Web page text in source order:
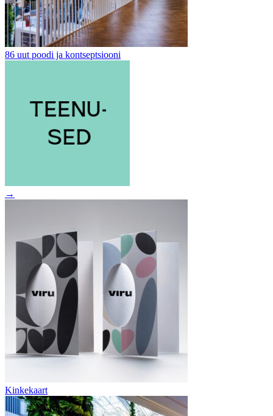
86 uut poodi ja kontseptsiooni
→
Kinkekaart